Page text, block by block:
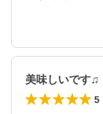
美味しいです♫
5